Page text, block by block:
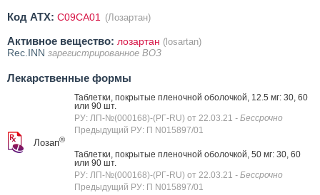
Код ATX: C09CA01 (Лозартан)
Активное вещество: лозартан (losartan)
Rec.INN зарегистрированное ВОЗ
Лекарственные формы
Лозап®
Таблетки, покрытые пленочной оболочкой, 12.5 мг: 30, 60
или 90 шт.
РУ: ЛП-№(000168)-(РГ-RU) от 22.03.21 - Бессрочно
Предыдущий РУ: П N015897/01
Таблетки, покрытые пленочной оболочкой, 50 мг: 30, 60
или 90 шт.
РУ: ЛП-№(000168)-(РГ-RU) от 22.03.21 - Бессрочно
Предыдущий РУ: П N015897/01